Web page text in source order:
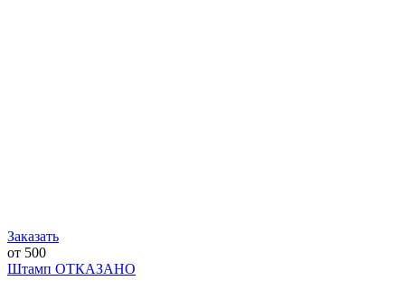
Заказать
от 500
Штамп ОТКАЗАНО